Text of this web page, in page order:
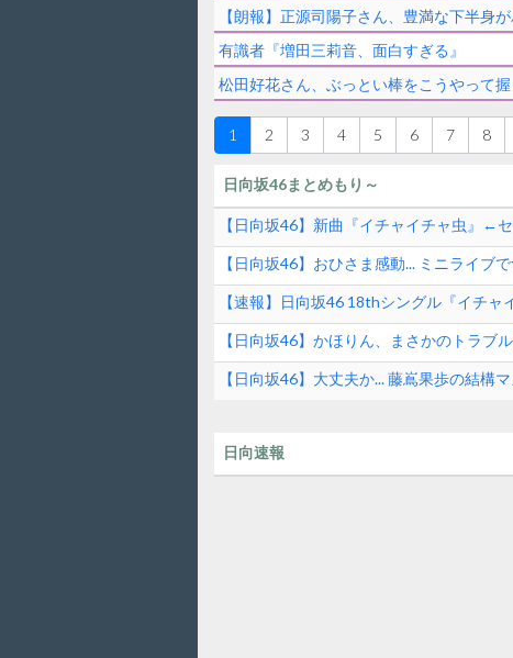
【朗報】正源司陽子さん、豊満な下半身
有識者『増田三莉音、面白すぎる』
松田好花さん、ぶっとい棒をこうやって握
1 2 3 4 5 6 7 8
日向坂46まとめもり～
【日向坂46】新曲『イチャイチャ虫』←
【日向坂46】おひさま感動... ミニライブ
【速報】日向坂46 18thシングル『イチャ
【日向坂46】かほりん、まさかのトラブ
【日向坂46】大丈夫か... 藤嶌果歩の結構
日向速報